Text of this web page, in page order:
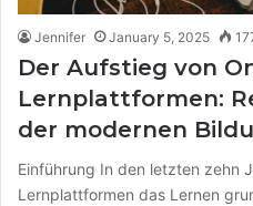
Jennifer January 5, 2025
Der Aufstieg von
Lernplattformen:
der modernen
Einführung In den letzten zehn
Lernplattformen das Lernen